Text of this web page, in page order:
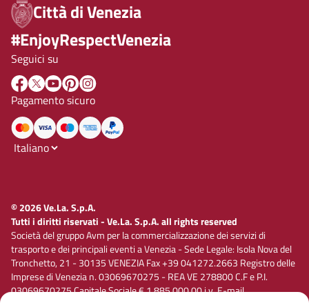
Città di Venezia
#EnjoyRespectVenezia
Seguici su
Pagamento sicuro
© 2026 Ve.La. S.p.A.
Tutti i diritti riservati - Ve.La. S.p.A. all rights reserved
Società del gruppo Avm per la commercializzazione dei servizi di
trasporto e dei principali eventi a Venezia - Sede Legale: Isola Nova del
Tronchetto, 21 - 30135 VENEZIA Fax +39 041272.2663 Registro delle
Imprese di Venezia n. 03069670275 - REA VE 278800 C.F e P.I.
03069670275 Capitale Sociale € 1.885.000,00 i.v. E-mail